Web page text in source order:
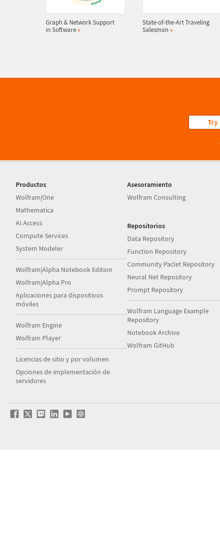
Graph & Network Support
in Software »
State-of-the-Art Traveling
Salesman »
Try
Productos
Wolfram|One
Mathematica
AI Access
Compute Services
System Modeler
Wolfram|Alpha Notebook Edition
Wolfram|Alpha Pro
Aplicaciones para dispositivos
móviles
Wolfram Engine
Wolfram Player
Licencias de sitio y por volumen
Opciones de implementación de
servidores
Asesoramiento
Wolfram Consulting
Repositorios
Data Repository
Function Repository
Community Paclet Repository
Neural Net Repository
Prompt Repository
Wolfram Language Example
Repository
Notebook Archive
Wolfram GitHub